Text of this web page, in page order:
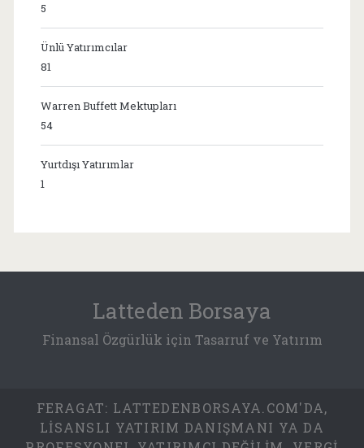
5
Ünlü Yatırımcılar
81
Warren Buffett Mektupları
54
Yurtdışı Yatırımlar
1
Latteden Borsaya
Finansal Özgürlük için Tasarruf ve Yatırım
FERAGAT: LATTEDENBORSAYA.COM'DA,
LISANSLI YATIRIM DANIŞMANI YA DA